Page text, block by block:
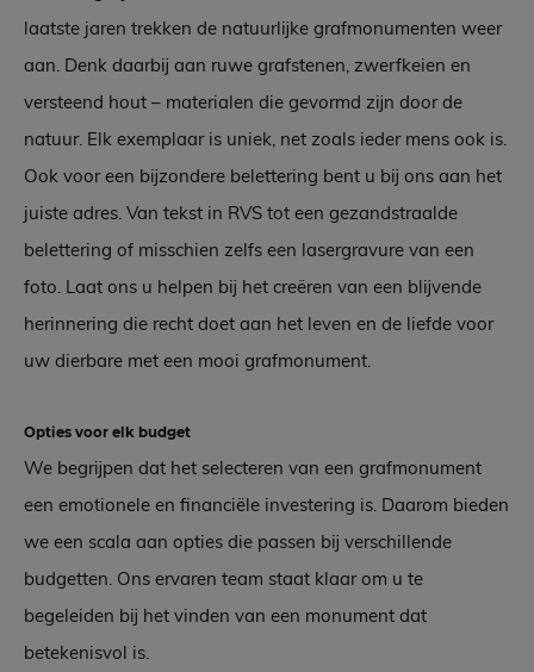
laatste jaren trekken de natuurlijke grafmonumenten weer
aan. Denk daarbij aan ruwe grafstenen, zwerfkeien en
versteend hout – materialen die gevormd zijn door de
natuur. Elk exemplaar is uniek, net zoals ieder mens ook is.
Ook voor een bijzondere belettering bent u bij ons aan het
juiste adres. Van tekst in RVS tot een gezandstraalde
belettering of misschien zelfs een lasergravure van een
foto. Laat ons u helpen bij het creëren van een blijvende
herinnering die recht doet aan het leven en de liefde voor
uw dierbare met een mooi grafmonument.
Opties voor elk budget
We begrijpen dat het selecteren van een grafmonument
een emotionele en financiële investering is. Daarom bieden
we een scala aan opties die passen bij verschillende
budgetten. Ons ervaren team staat klaar om u te
begeleiden bij het vinden van een monument dat
betekenisvol is.